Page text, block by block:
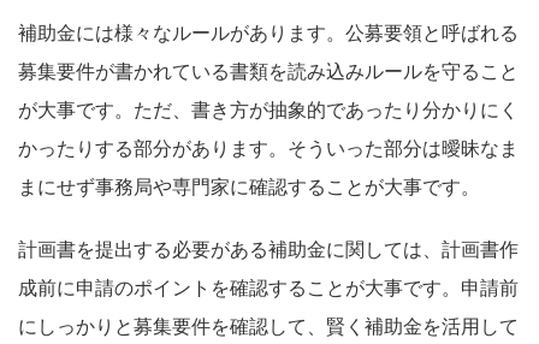
補助金には様々なルールがあります。公募要領と呼ばれる
募集要件が書かれている書類を読み込みルールを守ること
が大事です。ただ、書き方が抽象的であったり分かりにく
かったりする部分があります。そういった部分は曖昧なま
まにせず事務局や専門家に確認することが大事です。
計画書を提出する必要がある補助金に関しては、計画書作
成前に申請のポイントを確認することが大事です。申請前
にしっかりと募集要件を確認して、賢く補助金を活用して